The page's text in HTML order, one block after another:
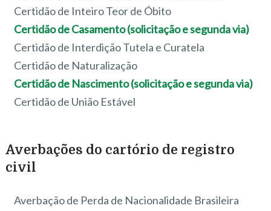
Certidão de Inteiro Teor de Óbito
Certidão de Casamento (solicitação e segunda via)
Certidão de Interdição Tutela e Curatela
Certidão de Naturalização
Certidão de Nascimento (solicitação e segunda via)
Certidão de União Estável
Averbações do cartório de registro
civil
Averbação de Perda de Nacionalidade Brasileira